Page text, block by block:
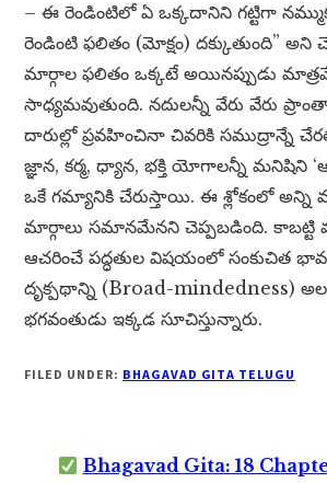
– ఈ రెండింటిలో ఏ ఒక్కదానిని గట్టిగా
రెండింటి ఫలితం (మోక్షం) దక్కుతుంది” అని
మార్గాల ఫలితం ఒక్కటే అయినప్పుడు
సాధ్యమవుతుంది. నదులన్నీ వేరు వేరు
దారుల్లో ప్రవహించినా చివరికి సముద్రాన్నే
జ్ఞాన, కర్మ, ధ్యాన, భక్తి యోగాలన్నీ మనిషిని
ఒకే గమ్యానికి చేరుస్తాయి. ఈ శ్లోకంలో అన్ని
మార్గాలు సమానమేనని చెప్పబడింది.
ఆచరించే పద్ధతుల విషయంలో సంకుచిత
దృక్పథాన్ని (Broad-mindedness)
భగవంతుడు ఇక్కడ సూచిస్తున్నారు.
FILED UNDER: BHAGAVAD GITA TELUGU
Bhagavad Gita: 18